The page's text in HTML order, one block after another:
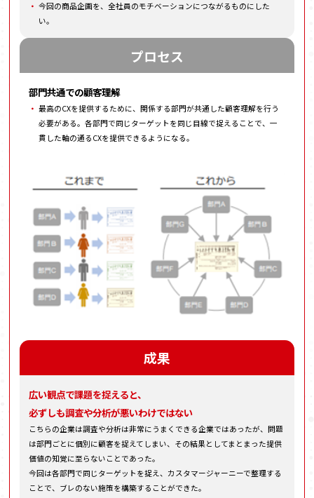
今回の商品企画を、全社員のモチベーションにつながるものにした
い。
プロセス
部門共通での顧客理解
最高のCXを提供するために、関係する部門が共通した顧客理解を行う
必要がある。各部門で同じターゲットを同じ目線で捉えることで、一
貫した軸の通るCXを提供できるようになる。
成果
広い観点で課題を捉えると、
必ずしも調査や分析が悪いわけではない
こちらの企業は調査や分析は非常にうまくできる企業ではあったが、問題
は部門ごとに個別に顧客を捉えてしまい、その結果としてまとまった提供
価値の知覚に至らないことであった。
今回は各部門で同じターゲットを捉え、カスタマージャーニーで整理する
ことで、ブレのない施策を構築することができた。